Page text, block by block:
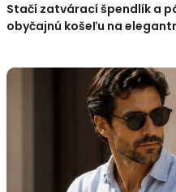
Stačí zatvárací špendlík a
obyčajnú košeľu na